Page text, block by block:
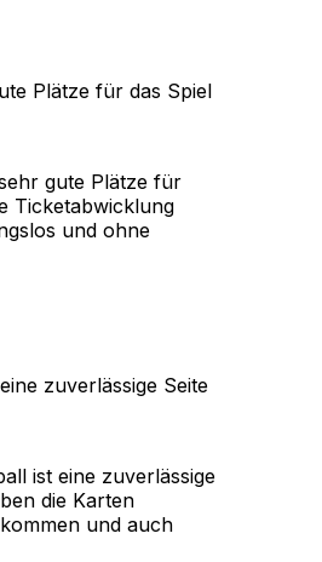
Plätze für das Spiel
gute Plätze für
Ticketabwicklung
und ohne
zuverlässige Seite
ist eine zuverlässige
die Karten
und auch